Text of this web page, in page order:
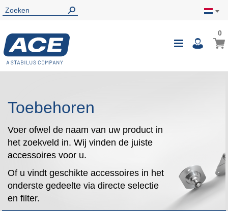
Toggle
00
Toebehoren
Voer ofwel de naam van uw product in
het zoekveld in. Wij vinden de juiste
accessoires voor u.
Of u vindt geschikte accessoires in het
onderste gedeelte via directe selectie
en filter.